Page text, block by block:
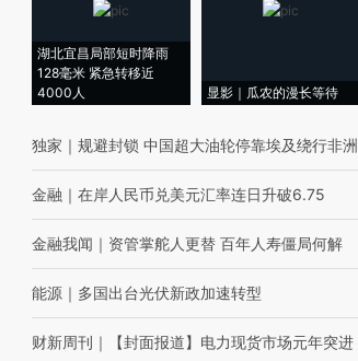
湖北宜昌局部短时降雨
128毫米 紧急转移近
4000人
显影｜瓜农的漫长等待
独家 ｜ 规避封锁 中国超大油轮停靠埃及绕行非洲
金融 ｜ 在岸人民币兑美元汇率连日升破6.75
金融我闻 ｜ 资管掌舵人更替 百年人寿僵局何解
能源 ｜ 多国出台光伏新政加速转型
财新周刊 ｜ 【封面报道】电力现货市场元年突进